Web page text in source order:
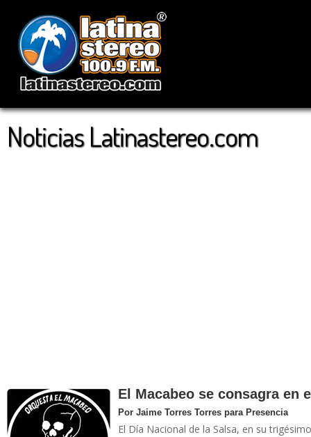
Noticias Latinastereo.com
El Macabeo se consagra en
Por Jaime Torres Torres para Presencia
El Día Nacional de la Salsa, en su